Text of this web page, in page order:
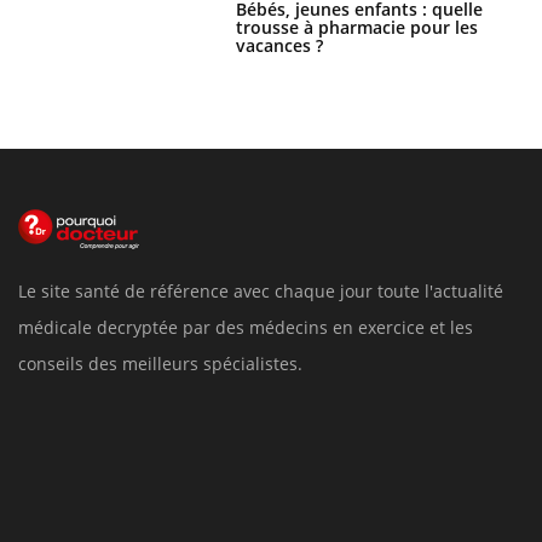
Bébés, jeunes enfants : quelle
trousse à pharmacie pour les
vacances ?
Le site santé de référence avec chaque jour toute l'actualité
médicale decryptée par des médecins en exercice et les
conseils des meilleurs spécialistes.